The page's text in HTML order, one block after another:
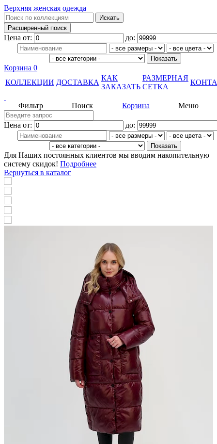
Верхняя женская одежда
Цена от: до:
Корзина 0
КОЛЛЕКЦИИ ДОСТАВКА
КАК
ЗАКАЗАТЬ
РАЗМЕРНАЯ
СЕТКА
Меню
Корзина
Поиск
Фильтр
Цена от: до:
Для Наших постоянных клиентов мы вводим накопительную
систему скидок! Подробнее
Вернуться в каталог